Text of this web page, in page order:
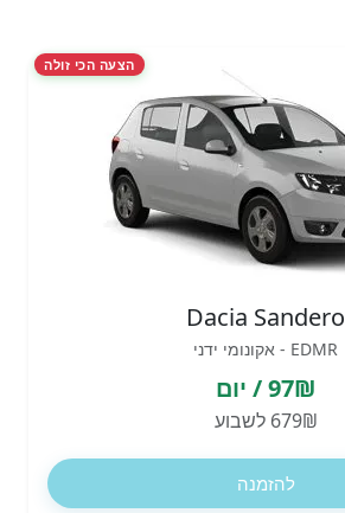
הצעה הכי זולה
Dacia Sandero
EDMR - אקונומי ידני
97₪ / יום
679₪ לשבוע
להזמנה